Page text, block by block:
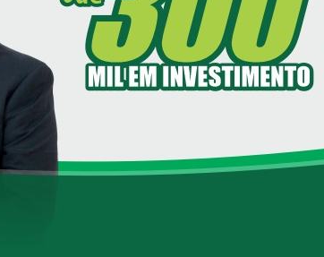
Distrito Industrial de Loanda
entra em fase final de implantação
Loanda avança na habitação com
Residencial Esperança